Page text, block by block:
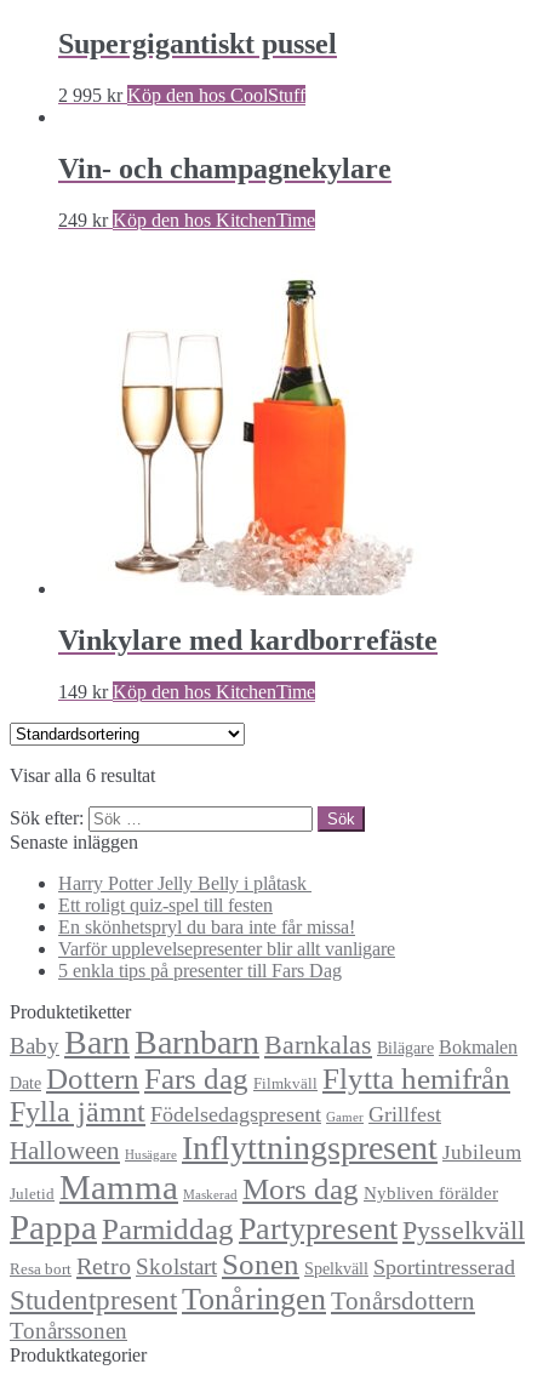
Supergigantiskt pussel
2 995 kr Köp den hos CoolStuff
Vin- och champagnekylare
249 kr Köp den hos KitchenTime
Vinkylare med kardborrefäste
149 kr Köp den hos KitchenTime
Visar alla 6 resultat
Sök efter:
Senaste inläggen
Harry Potter Jelly Belly i plåtask
Ett roligt quiz-spel till festen
En skönhetspryl du bara inte får missa!
Varför upplevelsepresenter blir allt vanligare
5 enkla tips på presenter till Fars Dag
Produktetiketter
Baby Barn Barnbarn Barnkalas Bilägare Bokmalen
Date Dottern Fars dag Filmkväll Flytta hemifrån
Fylla jämnt Födelsedagspresent Gamer Grillfest
Halloween Husägare Inflyttningspresent Jubileum
Juletid Mamma Maskerad Mors dag Nybliven förälder
Pappa ParmiddagPartypresentPysselkväll
Resa bort Retro Skolstart Sonen Spelkväll Sportintresserad
StudentpresentTonåringen Tonårsdottern
Tonårssonen
Produktkategorier